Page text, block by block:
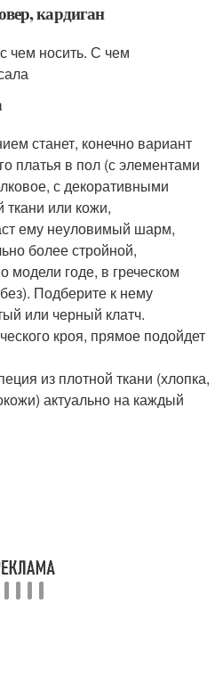
кардиган
станет, конечно вариант
платья в пол (с элементами
с декоративными
ткани или кожи,
ему неуловимый шарм,
более стройной,
модели годе, в греческом
Подберите к нему
или черный клатч.
кроя, прямое подойдет
из плотной ткани (хлопка,
актуально на каждый